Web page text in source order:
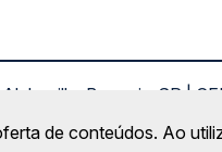
Barueri - SP |
2026 ©
de conteúdos. Ao